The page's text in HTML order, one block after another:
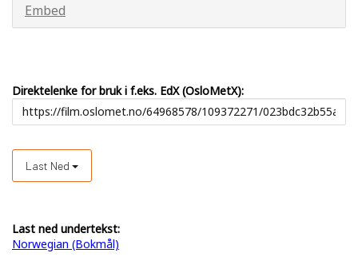
Embed
Direktelenke for bruk i f.eks. EdX (OsloMetX):
Last Ned
Last ned undertekst:
Norwegian (Bokmål)